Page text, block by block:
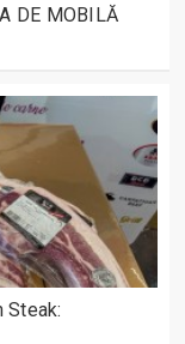
DE MOBILĂ
Steak: